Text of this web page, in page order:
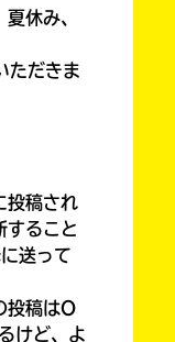
オ配信中！
られる
休み、
ただきま
投稿され
すること
送って
投稿はO
けど、よ